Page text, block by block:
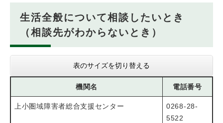
生活全般について相談したいとき
（相談先がわからないとき）
表のサイズを切り替える
機関名 電話番号
上小圏域障害者総合支援センター
0268-28-
5522